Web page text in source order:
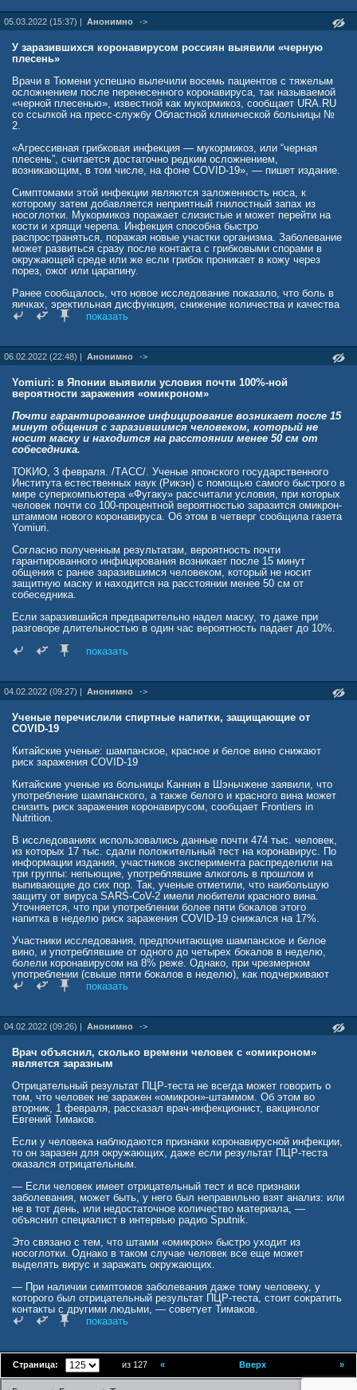
первая волна пандемии. Эксперт рассказал, что половину
месячной командировки он, как и его коллеги, провел в одном из
короткую беседу с китайскими вирусологами, которые заверили
заморских гостей в том, что тщательно соблюдают нормы
Дашак, тогда прокомментировавший СМИ эту инспекцию, заявил,
что у проверяющих не было иного выбора, как верить китайцам
на слово. «Мы задавали им сложные вопросы. И ответы,
которые китайцы нам дали, показались правдоподобными,
В публикации также представлены копии писем минздрава и
минобороны США, свидетельствующие в пользу того, что
данные о причастности EcoHealth Alliance к исследованиям,
проводившимся в Уханьском институте вирусологии, приведшим в
конечном итоге к появлению COVID-19, унесшего жизни миллионов
людей.
Людмила Плотникова
стране умерли 4 636 человек.
инфекции зарегистрированы в провинциях Цзилинь (северо-восток),
Шаньдун (восток), Гуандун (юг), Хэбэй (север) и Шэньси (северо-
Эпидемическая ситуация в стране за последние дни резко
ухудшилась. Количество жилых зон с повышенным уровнем
опасности составляет 316 — в два раза больше, чем ровно неделю
назад. Местные случаи заражения за последний месяц были
КНР на уровне провинции, города центрального подчинения или
автономного района.
05.03.2022 (15:37) | Анонимно ->
У заразившихся коронавирусом россиян выявили «черную
плесень»
Врачи в Тюмени успешно вылечили восемь пациентов с тяжелым
осложнением после перенесенного коронавируса, так называемой
«черной плесенью», известной как мукормикоз, сообщает URA.RU
со ссылкой на пресс-службу Областной клинической больницы №
2.
«Агрессивная грибковая инфекция — мукормикоз, или “черная
плесень”, считается достаточно редким осложнением,
возникающим, в том числе, на фоне COVID-19», — пишет издание.
Симптомами этой инфекции являются заложенность носа, к
которому затем добавляется неприятный гнилостный запах из
носоглотки. Мукормикоз поражает слизистые и может перейти на
кости и хрящи черепа. Инфекция способна быстро
распространяться, поражая новые участки организма. Заболевание
может развиться сразу после контакта с грибковыми спорами в
окружающей среде или же если грибок проникает в кожу через
порез, ожог или царапину.
Ранее сообщалось, что новое исследование показало, что боль в
яичках, эректильная дисфункция, снижение количества и качества
сперматозоидов являются прямым следствием коронавирусной
news.mail.ru/society/50321408/?frommail=1
показать
06.02.2022 (22:48) | Анонимно ->
Yomiuri: в Японии выявили условия почти 100%-ной
вероятности заражения «омикроном»
Почти гарантированное инфицирование возникает после 15
минут общения с заразившимся человеком, который не
носит маску и находится на расстоянии менее 50 см от
собеседника.
ТОКИО, 3 февраля. /ТАСС/. Ученые японского государственного
Института естественных наук (Рикэн) с помощью самого быстрого в
мире суперкомпьютера «Фугаку» рассчитали условия, при которых
человек почти со 100-процентной вероятностью заразится омикрон-
штаммом нового коронавируса. Об этом в четверг сообщила газета
Yomiuri.
Согласно полученным результатам, вероятность почти
гарантированного инфицирования возникает после 15 минут
общения с ранее заразившимся человеком, который не носит
защитную маску и находится на расстоянии менее 50 см от
собеседника.
Если заразившийся предварительно надел маску, то даже при
разговоре длительностью в один час вероятность падает до 10%.
При этом после 15 минут общения на расстоянии от 1 метра
health.mail.ru/news/yomiuri_v_yaponii_vyyavili_usloviya_pochti/
показать
04.02.2022 (09:27) | Анонимно ->
Ученые перечислили спиртные напитки, защищающие от
COVID-19
Китайские ученые: шампанское, красное и белое вино снижают
риск заражения COVID-19
Китайские ученые из больницы Каннин в Шэньчжене заявили, что
употребление шампанского, а также белого и красного вина может
снизить риск заражения коронавирусом, сообщает Frontiers in
Nutrition.
В исследованиях использовались данные почти 474 тыс. человек,
из которых 17 тыс. сдали положительный тест на коронавирус. По
информации издания, участников эксперимента распределили на
три группы: непьющие, употреблявшие алкоголь в прошлом и
выпивающие до сих пор. Так, ученые отметили, что наибольшую
защиту от вируса SARS-CoV-2 имели любители красного вина.
Уточняется, что при употреблении более пяти бокалов этого
напитка в неделю риск заражения COVID-19 снижался на 17%.
Участники исследования, предпочитающие шампанское и белое
вино, и употреблявшие от одного до четырех бокалов в неделю,
болели коронавирусом на 8% реже. Однако, при чрезмерном
употреблении (свыше пяти бокалов в неделю), как подчеркивают
ученые, «защитный эффект» оказался почти незаметен. У тех, кто
Ранее доктор медицинских наук, академик РАН Сергей Колесников,
помощью водки, заявил, что этот способ действительно поможет
не заразиться. По его словам, ингаляция алкоголем действительно
За это совет академик до этого подвергся критике со стороны
медицинского сообщества. Академик Российской академии наук
(РАН), доктор медицинских наук Геннадий Онищенко назвал совет
www.gazeta.ru/social/news/2022/01/24/17186821.shtml?
utm_source=24smi&utm_medium=exchange&utm_term=13652&utm_co
показать
04.02.2022 (09:26) | Анонимно ->
Врач объяснил, сколько времени человек с «омикроном»
является заразным
Отрицательный результат ПЦР-теста не всегда может говорить о
том, что человек не заражен «омикрон»-штаммом. Об этом во
вторник, 1 февраля, рассказал врач-инфекционист, вакцинолог
Евгений Тимаков.
Если у человека наблюдаются признаки коронавирусной инфекции,
то он заразен для окружающих, даже если результат ПЦР-теста
оказался отрицательным.
— Если человек имеет отрицательный тест и все признаки
заболевания, может быть, у него был неправильно взят анализ: или
не в тот день, или недостаточное количество материала, —
объяснил специалист в интервью радио Sputnik.
Это связано с тем, что штамм «омикрон» быстро уходит из
носоглотки. Однако в таком случае человек все еще может
выделять вирус и заражать окружающих.
— При наличии симптомов заболевания даже тому человеку, у
которого был отрицательный результат ПЦР-теста, стоит сократить
контакты с другими людьми, — советует Тимаков.
— При предыдущих штаммах от десяти дней до трех недель
человек был заразен, в зависимости от тяжести состояния. А у
детей из кишечника вирус в активной форме выделялся более
показать
Страница: из 127 »
« Вверх